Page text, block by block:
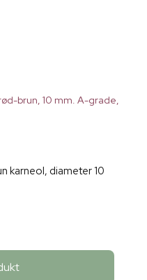
brun, 10 mm. A-grade,
karneol, diameter 10